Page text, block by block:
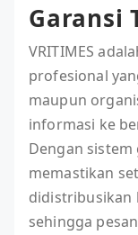
Garansi
VRITIMES
profesional
maupun
informasi ke
Dengan sistem
memastikan
didistribusikan
sehingga